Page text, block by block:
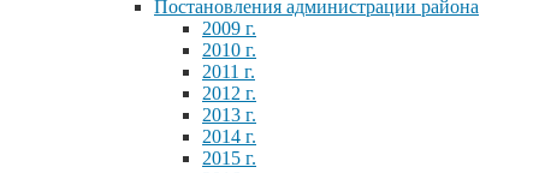
Постановления администрации района
2009 г.
2010 г.
2011 г.
2012 г.
2013 г.
2014 г.
2015 г.